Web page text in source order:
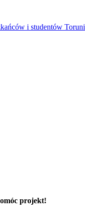
i studentów
projekt!